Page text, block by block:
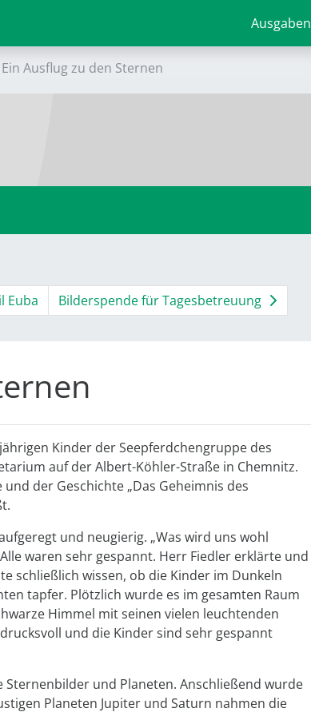
Ausgaben
Ein Ausflug zu den Sternen
Euba Bilderspende für Tagesbetreuung
Kinder der Seepferdchengruppe des
auf der Albert-Köhler-Straße in Chemnitz.
der Geschichte „Das Geheimnis des
und neugierig. „Was wird uns wohl
waren sehr gespannt. Herr Fiedler erklärte und
schließlich wissen, ob die Kinder im Dunkeln
tapfer. Plötzlich wurde es im gesamten Raum
Himmel mit seinen vielen leuchtenden
und die Kinder sind sehr gespannt
und Planeten. Anschließend wurde
Planeten Jupiter und Saturn nahmen die